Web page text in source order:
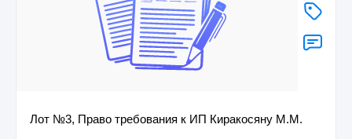
Лот №3, Право требования к ИП Киракосяну М.М.